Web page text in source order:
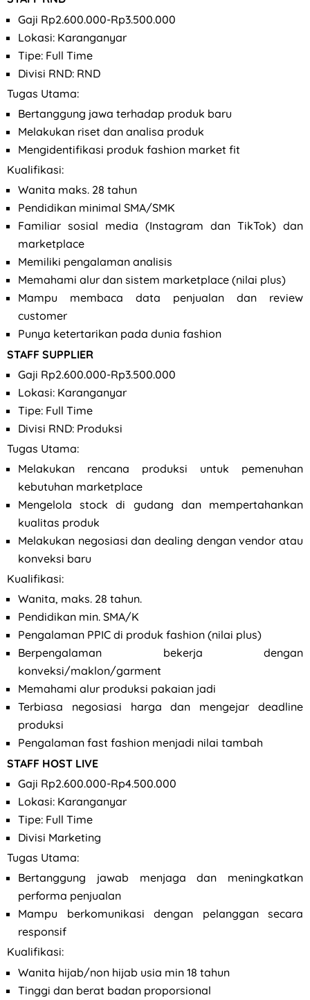
Gaji Rp2.600.000-Rp3.500.000
Lokasi: Karanganyar
Tipe: Full Time
Divisi RND: RND
Tugas Utama:
Bertanggung jawa terhadap produk baru
Melakukan riset dan analisa produk
Mengidentifikasi produk fashion market fit
Kualifikasi:
Wanita maks. 28 tahun
Pendidikan minimal SMA/SMK
Familiar sosial media (Instagram dan TikTok) dan
marketplace
Memiliki pengalaman analisis
Memahami alur dan sistem marketplace (nilai plus)
Mampu membaca data penjualan dan review
customer
Punya ketertarikan pada dunia fashion
STAFF SUPPLIER
Gaji Rp2.600.000-Rp3.500.000
Lokasi: Karanganyar
Tipe: Full Time
Divisi RND: Produksi
Tugas Utama:
Melakukan rencana produksi untuk pemenuhan
kebutuhan marketplace
Mengelola stock di gudang dan mempertahankan
kualitas produk
Melakukan negosiasi dan dealing dengan vendor atau
konveksi baru
Kualifikasi:
Wanita, maks. 28 tahun.
Pendidikan min. SMA/K
Pengalaman PPIC di produk fashion (nilai plus)
Berpengalaman bekerja dengan
konveksi/maklon/garment
Memahami alur produksi pakaian jadi
Terbiasa negosiasi harga dan mengejar deadline
produksi
Pengalaman fast fashion menjadi nilai tambah
STAFF HOST LIVE
Gaji Rp2.600.000-Rp4.500.000
Lokasi: Karanganyar
Tipe: Full Time
Divisi Marketing
Tugas Utama:
Bertanggung jawab menjaga dan meningkatkan
performa penjualan
Mampu berkomunikasi dengan pelanggan secara
responsif
Kualifikasi:
Wanita hijab/non hijab usia min 18 tahun
Tinggi dan berat badan proporsional